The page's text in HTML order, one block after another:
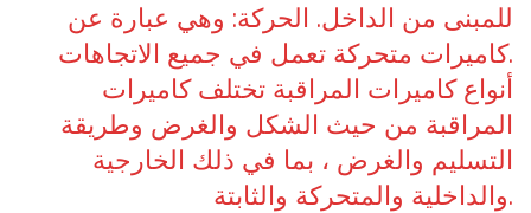
للمبنى من الداخل. الحركة: وهي عبارة عن
كاميرات متحركة تعمل في جميع الاتجاهات.
أنواع كاميرات المراقبة تختلف كاميرات
المراقبة من حيث الشكل والغرض وطريقة
التسليم والغرض ، بما في ذلك الخارجية
والداخلية والمتحركة والثابتة.